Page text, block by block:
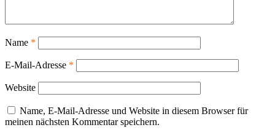
Name *
E-Mail-Adresse *
Website
Name, E-Mail-Adresse und Website in diesem Browser für
meinen nächsten Kommentar speichern.